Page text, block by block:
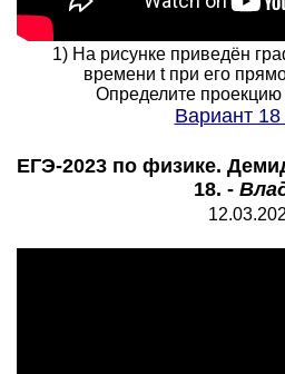
1) На рисунке приведён
времени t при его
Определите проекцию
Вариант
ЕГЭ-2023 по физике.
18. -